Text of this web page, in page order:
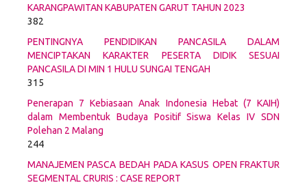
KARANGPAWITAN KABUPATEN GARUT TAHUN 2023
382
PENTINGNYA PENDIDIKAN PANCASILA DALAM
MENCIPTAKAN KARAKTER PESERTA DIDIK SESUAI
PANCASILA DI MIN 1 HULU SUNGAI TENGAH
315
Penerapan 7 Kebiasaan Anak Indonesia Hebat (7 KAIH)
dalam Membentuk Budaya Positif Siswa Kelas IV SDN
Polehan 2 Malang
244
MANAJEMEN PASCA BEDAH PADA KASUS OPEN FRAKTUR
SEGMENTAL CRURIS : CASE REPORT